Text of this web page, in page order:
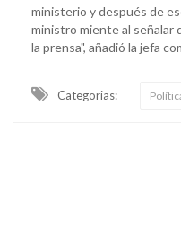
ministerio y después de
ministro miente al señalar
la prensa", añadió la jefa
Categorias: